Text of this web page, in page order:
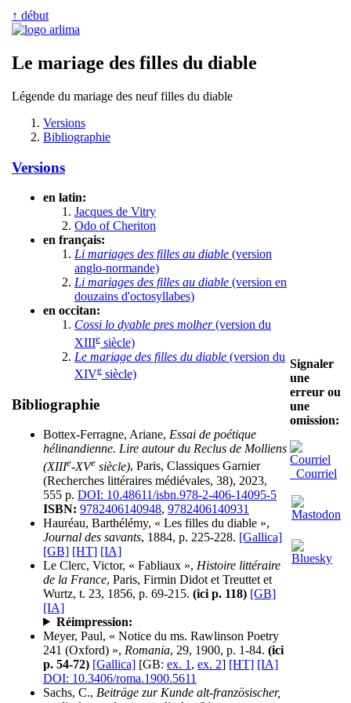
↑ début
Le mariage des filles du diable
Légende du mariage des neuf filles du diable
Versions
Bibliographie
Versions
en latin:
Jacques de Vitry
Odo of Cheriton
en français:
Li mariages des filles au diable (version
anglo-normande)
Li mariages des filles au diable (version en
douzains d'octosyllabes)
en occitan:
Cossi lo dyable pres molher(version du
XIIIe siècle)
Le mariage des filles du diable (version du
XIVe siècle)
Bibliographie
Bottex-Ferragne, Ariane, Essai de poétique
hélinandienne. Lire autour du Reclus de Molliens
(XIIIe-XVe siècle), Paris, Classiques Garnier
(Recherches littéraires médiévales, 38), 2023,
555 p. DOI: 10.48611/isbn.978-2-406-14095-5
ISBN: 9782406140948, 9782406140931
Hauréau, Barthélémy, « Les filles du diable »,
Journal des savants, 1884, p. 225-228. [Gallica]
[GB] [HT] [IA]
Le Clerc, Victor, « Fabliaux », Histoire littéraire
de la France, Paris, Firmin Didot et Treuttet et
Wurtz, t. 23, 1856, p. 69-215. (ici p. 118) [GB]
[IA]
Réimpression:
Meyer, Paul, « Notice du ms. Rawlinson Poetry
241 (Oxford) », Romania, 29, 1900, p. 1-84. (ici
p. 54-72) [Gallica] [GB: ex. 1 , ex. 2] [HT] [IA]
DOI: 10.3406/roma.1900.5611
Sachs, C., Beiträge zur Kunde alt-französischer,
Signaler
une
erreur ou
une
omission:
Courriel